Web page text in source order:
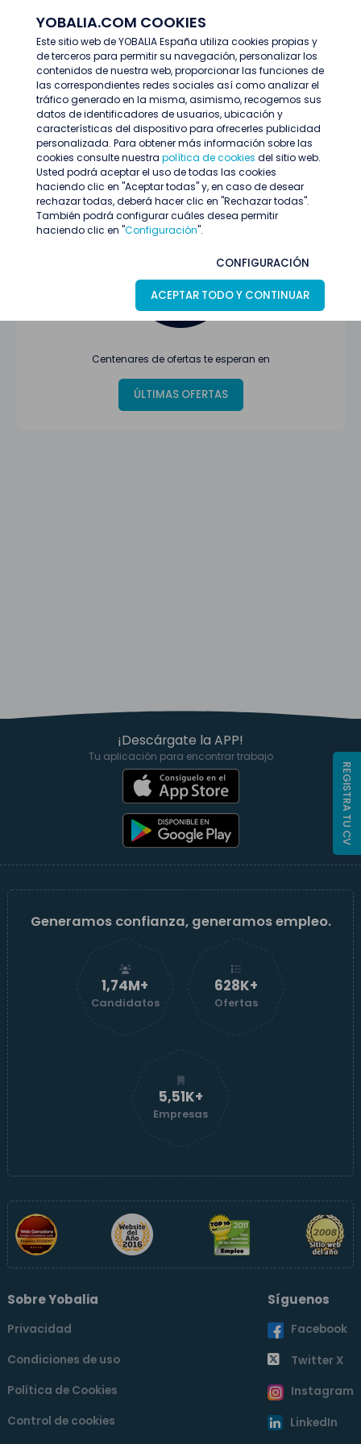
YOBALIA.COM COOKIES
Este sitio web de YOBALIA España utiliza cookies propias y
de terceros para permitir su navegación, personalizar los
contenidos de nuestra web, proporcionar las funciones de
las correspondientes redes sociales así como analizar el
tráfico generado en la misma, asimismo, recogemos sus
datos de identificadores de usuarios, ubicación y
características del dispositivo para ofrecerles publicidad
personalizada. Para obtener más información sobre las
cookies consulte nuestra política de cookies del sitio web.
Usted podrá aceptar el uso de todas las cookies
haciendo clic en "Aceptar todas" y, en caso de desear
rechazar todas, deberá hacer clic en "Rechazar todas".
También podrá configurar cuáles desea permitir
haciendo clic en "Configuración".
CONFIGURACIÓN
ACEPTAR TODO Y CONTINUAR
Últimas ofertas
Oferta no encontrada o ha finalizado su
proceso de selección
Centenares de ofertas te esperan en
ÚLTIMAS OFERTAS
¡Descárgate la APP!
Tu aplicación para encontrar trabajo
Generamos confianza, generamos empleo.
1,74M+
Candidatos
629K+
Ofertas
5,52K+
Empresas
Sobre Yobalia
Privacidad
Condiciones de uso
Política de Cookies
Control de cookies
Síguenos
Facebook
Twitter X
Instagram
LinkedIn
REGISTRA TU CV